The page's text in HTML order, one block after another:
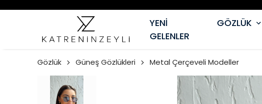
YENİ
GELENLER
GÖZLÜK
Gözlük Güneş Gözlükleri Metal Çerçeveli Modeller